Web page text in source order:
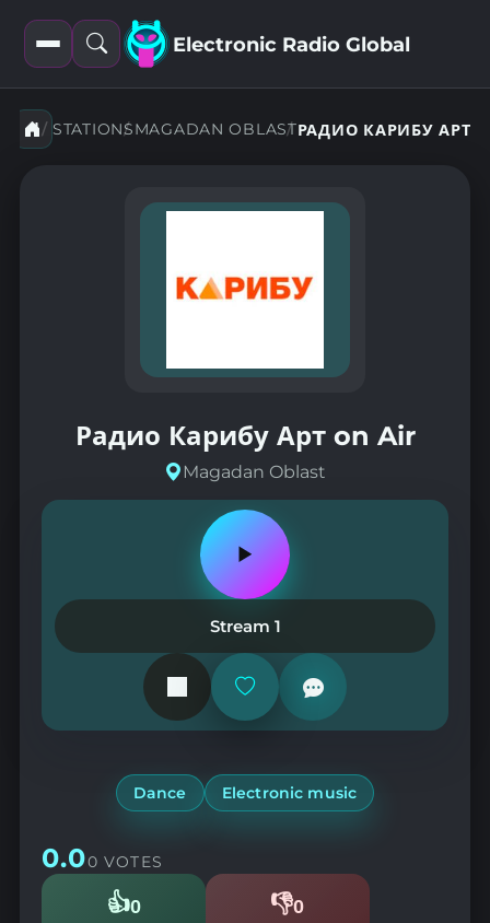
Open
filters
Open
search
Electronic Radio Global
STATIONSMAGADAN OBLASTРАДИО КАРИБУ АРТ
Радио Карибу Арт on Air
Magadan Oblast
Play
pause
station
Stream 1
Add
remove
Dance Electronic music
0.00 VOTES
👍0
Likes 👎0
Dislikes